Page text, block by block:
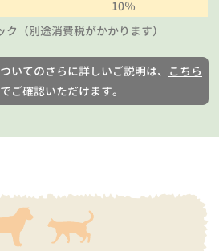
10％
（別途消費税がかかります）
いてのさらに詳しいご説明は、 こちら
でご確認いただけます。